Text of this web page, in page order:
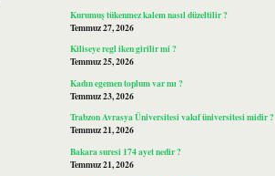
Kurumuş tükenmez kalem nasıl düzeltilir ?
Temmuz 27, 2026
Kiliseye regl iken girilir mi ?
Temmuz 25, 2026
Kadın egemen toplum var mı ?
Temmuz 23, 2026
Trabzon Avrasya Üniversitesi vakıf üniversitesi midir ?
Temmuz 21, 2026
Bakara suresi 174 ayet nedir ?
Temmuz 21, 2026